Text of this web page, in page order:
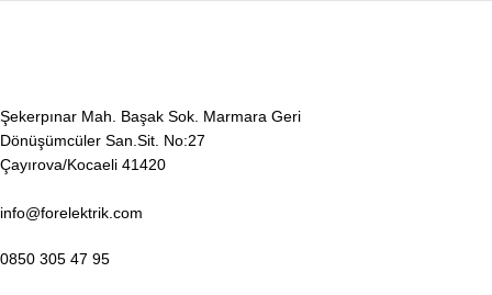
Şekerpınar Mah. Başak Sok. Marmara Geri
Dönüşümcüler San.Sit. No:27
Çayırova/Kocaeli 41420
info@forelektrik.com
0850 305 47 95